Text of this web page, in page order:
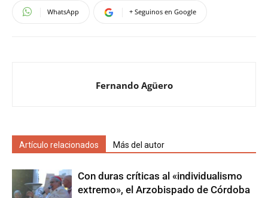
WhatsApp + Seguinos en Google
Fernando Agüero
Artículo relacionados Más del autor
Con duras críticas al «individualismo
extremo», el Arzobispado de Córdoba